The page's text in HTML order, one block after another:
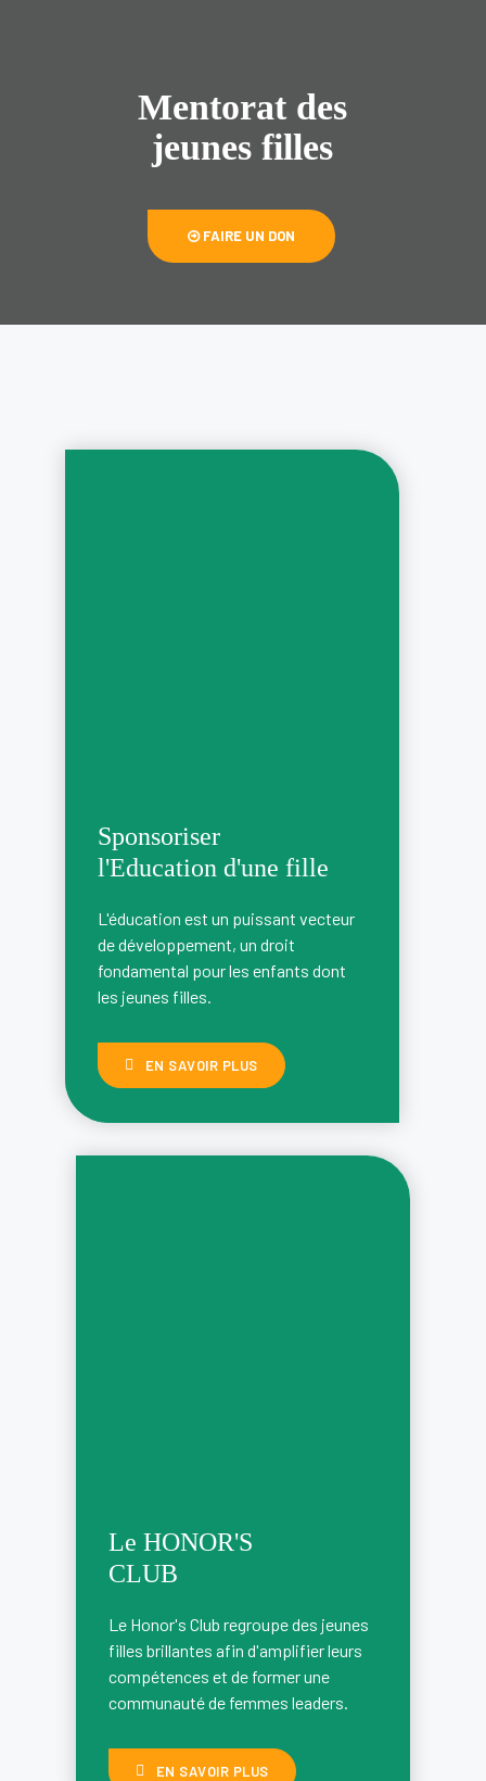
Mentorat des
jeunes filles
FAIRE UN DON
Sponsoriser
l'Education d'une fille
L'éducation est un puissant vecteur
de développement, un droit
fondamental pour les enfants dont
les jeunes filles.
EN SAVOIR PLUS
Le HONOR'S
CLUB
Le Honor's Club regroupe des jeunes
filles brillantes afin d'amplifier leurs
compétences et de former une
communauté de femmes leaders.
EN SAVOIR PLUS